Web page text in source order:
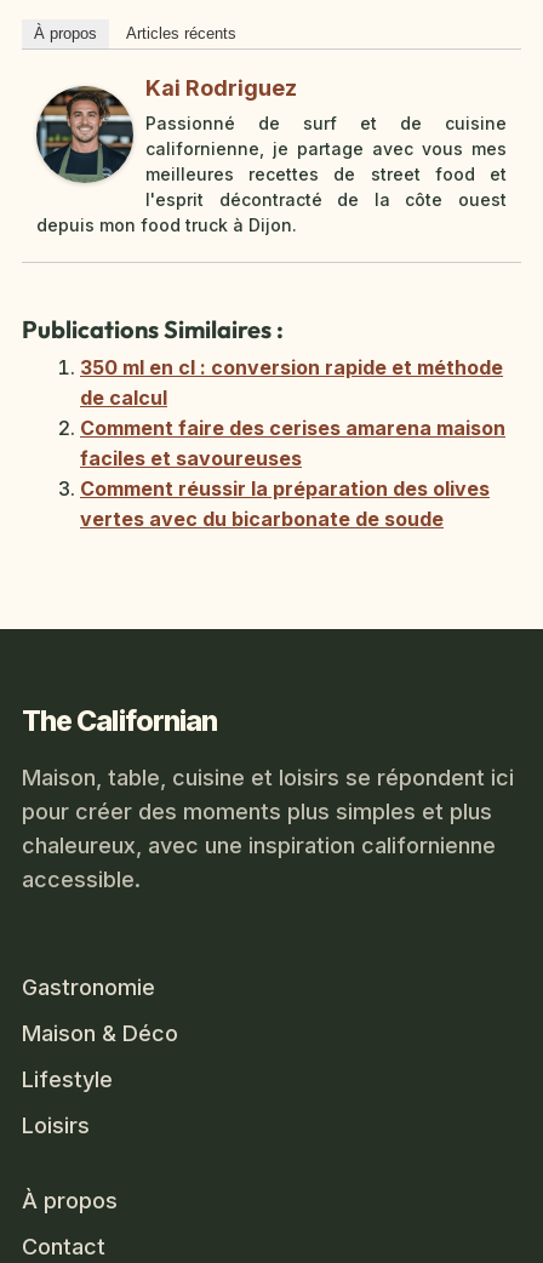
À propos Articles récents
Kai Rodriguez
Passionné de surf et de cuisine
californienne, je partage avec vous mes
meilleures recettes de street food et
l'esprit décontracté de la côte ouest
depuis mon food truck à Dijon.
Publications Similaires :
350 ml en cl : conversion rapide et méthode
de calcul
Comment faire des cerises amarena maison
faciles et savoureuses
Comment réussir la préparation des olives
vertes avec du bicarbonate de soude
The Californian
Maison, table, cuisine et loisirs se répondent ici
pour créer des moments plus simples et plus
chaleureux, avec une inspiration californienne
accessible.
Gastronomie
Maison & Déco
Lifestyle
Loisirs
À propos
Contact